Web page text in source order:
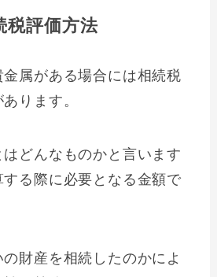
税評価方法
属がある場合には相続税
ります。
どんなものかと言います
する際に必要となる金額で
財産を相続したのかによ